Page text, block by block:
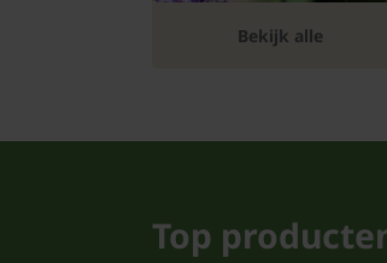
Bloembollen
Bekijk alle
Top